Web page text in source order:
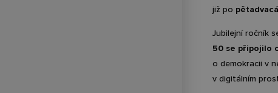
již po
Jubilejní ročník
50 se připojilo
o demokracii v
v digitálním